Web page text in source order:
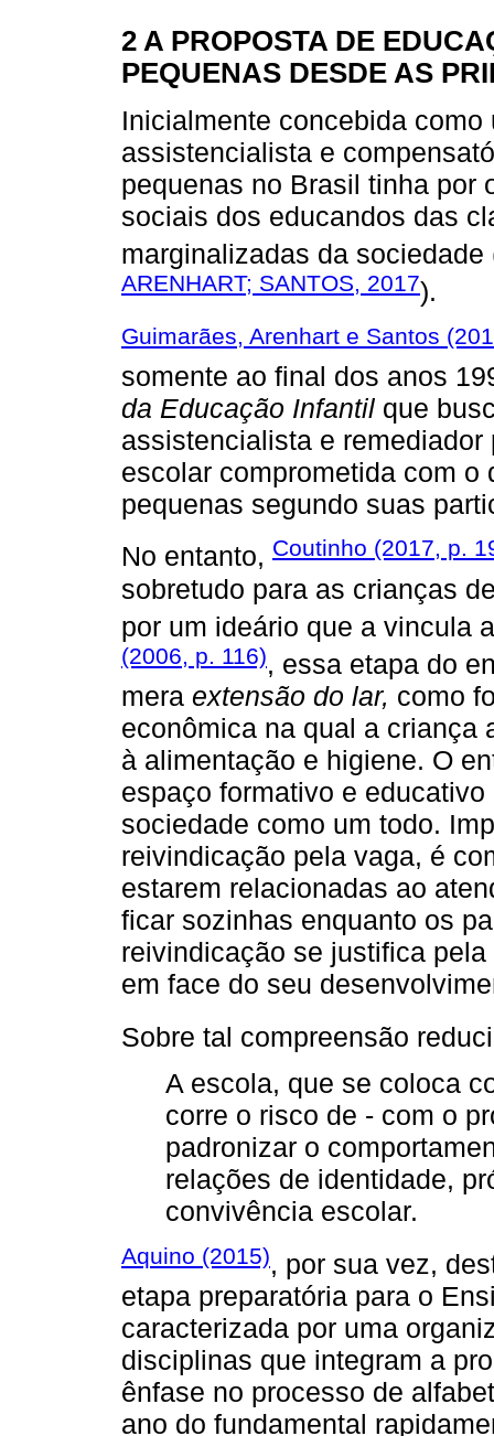
2 A PROPOSTA DE
PEQUENAS DESDE AS
Inicialmente concebida
assistencialista e
pequenas no Brasil tinha por
sociais dos educandos das
marginalizadas da sociedade
ARENHART; SANTOS, 2017).
Guimarães, Arenhart e Santos
somente ao final dos anos
da Educação Infantil que
assistencialista e
escolar comprometida com
pequenas segundo suas
No entanto, Coutinho (2017, p.
sobretudo para as crianças
por um ideário que a vincula
(2006, p. 116), essa etapa do
mera extensão do lar, como
econômica na qual a criança
à alimentação e higiene. O
espaço formativo e
sociedade como um todo.
reivindicação pela vaga, é
estarem relacionadas ao
ficar sozinhas enquanto os
reivindicação se justifica
em face do seu
Sobre tal compreensão
A escola, que se coloca
corre o risco de - com o
padronizar o
relações de identidade,
convivência escolar.
Aquino (2015), por sua vez,
etapa preparatória para o
caracterizada por uma
disciplinas que integram a
ênfase no processo de
ano do fundamental